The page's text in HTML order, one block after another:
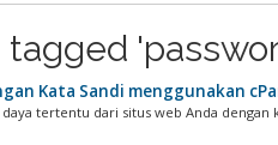
Kata Sandi menggunakan
tertentu dari situs web Anda dengan